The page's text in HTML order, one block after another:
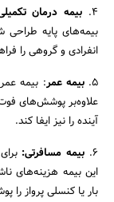
۴. بیمه درمان
بیمه‌های پایه طراحی
انفرادی و گروهی را
۵. بیمه عمر: بیمه
علاوه‌بر پوشش‌های فوت
آینده را نیز ایفا کند.
۶. بیمه مسافرتی:
این بیمه هزینه‌های
بار یا کنسلی پرواز